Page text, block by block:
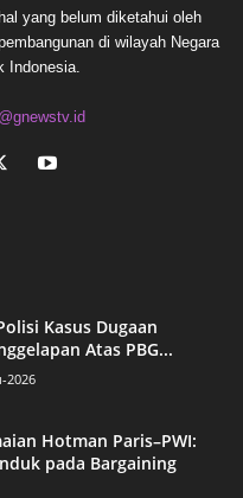
yang belum diketahui oleh
di wilayah Negara
Indonesia.
Kasus Dugaan
Atas PBG...
2026
Hotman Paris–PWI:
pada Bargaining